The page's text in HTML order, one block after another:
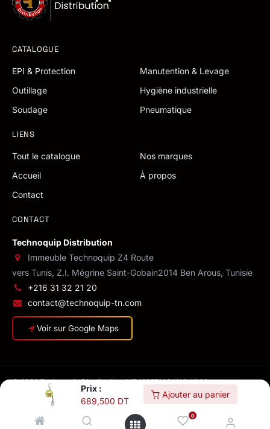
Prix :
689,500 DT
Ajouter au panier
0
CATALOGUE
EPI & Protection
Manutention & Levage
Outillage
Hygiène industrielle
Soudage
Pneumatique
LIENS
Tout le catalogue
Nos marques
Accueil
À propos
Contact
CONTACT
Technoquip Distribution
Immeuble Technoquip Z4 Route
vers Tunis, Z.I. Mégrine Saint-Gobain2014 Ben Arous, Tunisie
+216 31 32 21 20
contact@technoquip-tn.com
Voir sur Google Maps
© 2026 Technoquip Distribution · MF 1293714/M/A/M/000
Confidentialité
CGV · Conditions de livraison·Mentions légales